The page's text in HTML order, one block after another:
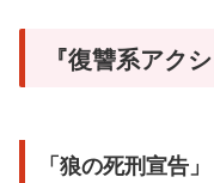
『復讐系アク
「狼の死刑宣告」